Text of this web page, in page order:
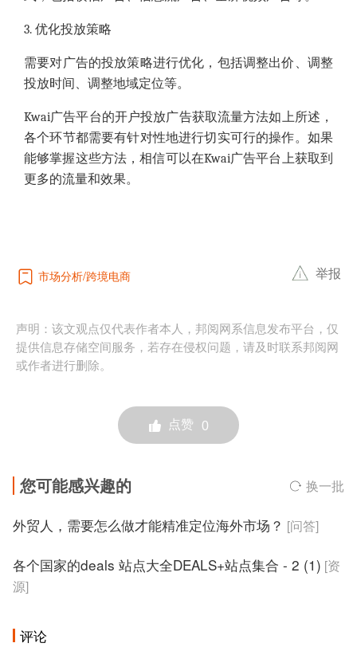
3. 优化投放策略
需要对广告的投放策略进行优化，包括调整出价、调整
投放时间、调整地域定位等。
Kwai广告平台的开户投放广告获取流量方法如上所述，
各个环节都需要有针对性地进行切实可行的操作。如果
能够掌握这些方法，相信可以在Kwai广告平台上获取到
更多的流量和效果。
市场分析 跨境电商 举报
声明：该文观点仅代表作者本人，邦阅网系信息发布平台，仅
提供信息存储空间服务，若存在侵权问题，请及时联系邦阅网
或作者进行删除。
点赞 0
您可能感兴趣的 换一批
外贸人，需要怎么做才能精准定位海外市场？ [问答]
各个国家的deals 站点大全DEALS+站点集合 - 2 (1) [资
源]
评论